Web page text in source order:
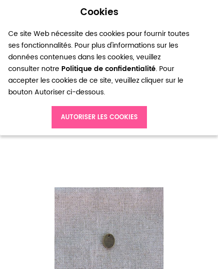
Cookies
Ce site Web nécessite des cookies pour fournir toutes
ses fonctionnalités. Pour plus d'informations sur les
données contenues dans les cookies, veuillez
consulter notre Politique de confidentialité. Pour
accepter les cookies de ce site, veuillez cliquer sur le
bouton Autoriser ci-dessous.
AUTORISER LES COOKIES
0
Breloque Petite plaque ovale Bronze vieilli x 10